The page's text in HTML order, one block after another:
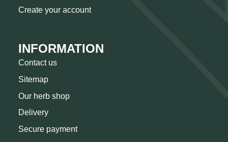
Create your account
INFORMATION
Contact us
Sitemap
Our herb shop
Delivery
Secure payment